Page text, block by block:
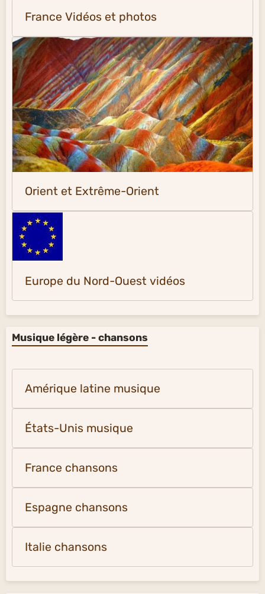
France Vidéos et photos
Orient et Extrême-Orient
Europe du Nord-Ouest vidéos
Musique légère - chansons
Amérique latine musique
États-Unis musique
France chansons
Espagne chansons
Italie chansons